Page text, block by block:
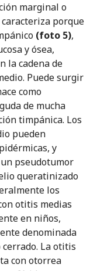
marginal o
caracteriza porque
(foto 5),
y ósea,
la cadena de
Puede surgir
como
de mucha
timpánica. Los
pueden
y
un pseudotumor
queratinizado
los
otitis medias
en niños,
denominada
La otitis
con otorrea